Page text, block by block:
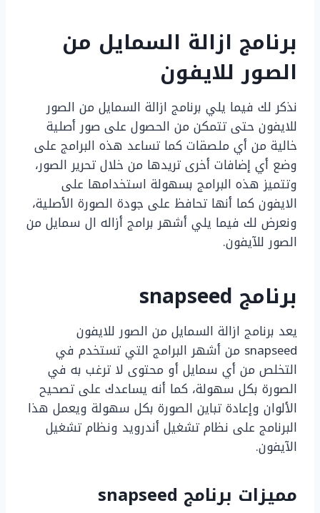
برنامج ازالة السمايل من
الصور للايفون
نذكر لك فيما يلي برنامج ازالة السمايل من الصور
للايفون حتى تتمكن من الحصول على صور أصلية
خالية من أي ملصقات كما تساعد هذه البرامج على
وضع أي إضافات أخرى تريدها من خلال تحرير الصور،
وتتميز هذه البرامج بسهولة استخدامها على
الايفون كما أنها تحافظ على جودة الصورة الأصلية،
ونعرض لك فيما يلي أشهر برامج أزاله ال سمايل من
الصور للآيفون.
برنامج snapseed
يعد برنامج ازالة السمايل من الصور للايفون
snapseed من أشهر البرامج التي تستخدم في
التخلص من أي سمايل أو محتوى لا ترغب به في
الصورة بكل سهولة، كما أنه يساعدك على تصحيح
الألوان وإعادة تباين الصورة بكل سهولة ويعمل هذا
البرنامج على نظام تشغيل أندرويد ونظام تشغيل
الآيفون.
مميزات برنامج snapseed